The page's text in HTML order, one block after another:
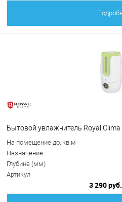
Бытовой увлажнитель Royal Clima
На помещение до, кв.м
Назначение
Глубина (мм)
Артикул
3 290 руб.